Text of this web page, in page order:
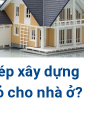
xây dựng
cho nhà ở?